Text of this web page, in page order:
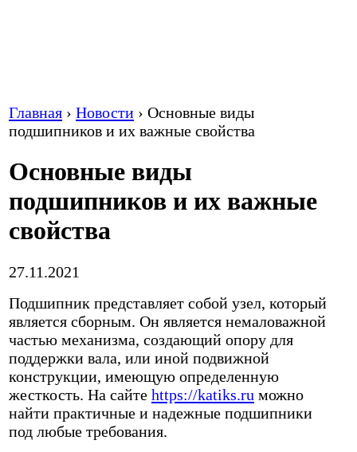
Главная › Новости › Основные виды
подшипников и их важные свойства
Основные виды
подшипников и их важные
свойства
27.11.2021
Подшипник представляет собой узел, который
является сборным. Он является немаловажной
частью механизма, создающий опору для
поддержки вала, или иной подвижной
конструкции, имеющую определенную
жесткость. На сайте https://katiks.ru можно
найти практичные и надежные подшипники
под любые требования.